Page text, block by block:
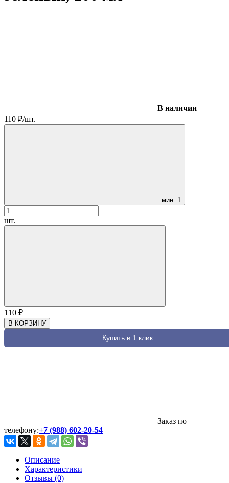
В наличии
110 ₽/шт.
мин. 1
шт.
110 ₽
В КОРЗИНУ
Купить в 1 клик
Заказ по
телефону:+7 (988) 602-20-54
Описание
Характеристики
Отзывы (0)